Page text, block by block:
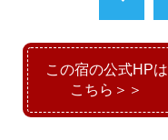
この宿の公式HPは
こちら＞＞